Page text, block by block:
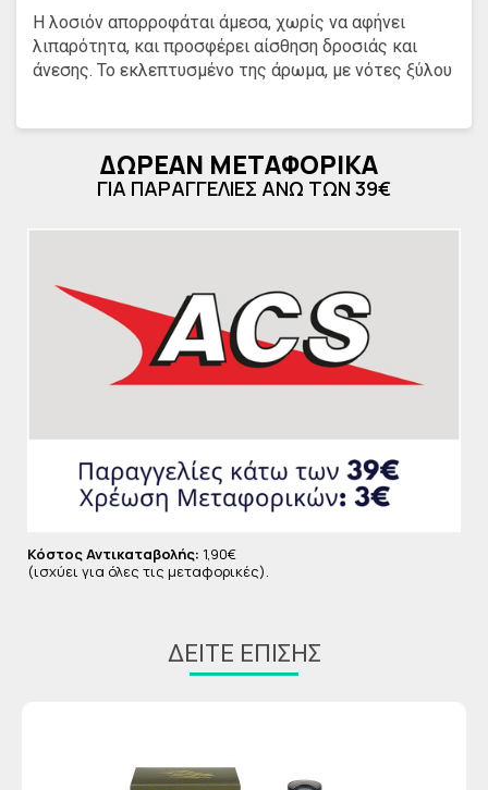
Η λοσιόν απορροφάται άμεσα, χωρίς να αφήνει
λιπαρότητα, και προσφέρει αίσθηση δροσιάς και
άνεσης. Το εκλεπτυσμένο της άρωμα, με νότες ξύλου
και κομψότητα.
Vetiver After Shave Lotion δεν είναι απλώς ένα
χωρίς parabens, αποτελεί μια υπεύθυνη επιλογή για
όσους προσέχουν το δέρμα και το περιβάλλον.
Χρησιμοποιήστε τη μετά το ξύρισμα για να
καταπραΰνετε και να ενυδατώσετε την επιδερμίδα,
ΔΩΡΕΑΝ ΜΕΤΑΦΟΡΙΚΑ
ΓΙΑ ΠΑΡΑΓΓΕΛΙΕΣ ΑΝΩ ΤΩΝ 39€
Κόστος Αντικαταβολής: 1,90€
(ισχύει για όλες τις μεταφορικές).
ΔΕΊΤΕ ΕΠΊΣΗΣ